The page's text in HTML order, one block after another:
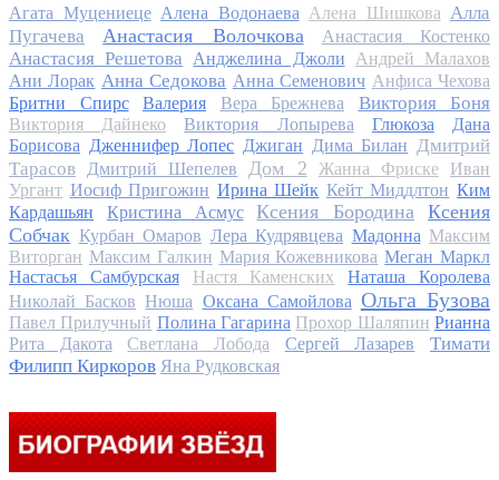
Агата Муцениеце Алена Водонаева Алена Шишкова Алла
Пугачева
Анастасия Волочкова Анастасия Костенко
Анастасия Решетова Анджелина Джоли
Андрей Малахов
Ани Лорак Анна Седокова Анна Семенович Анфиса Чехова
Бритни Спирс
Валерия Вера Брежнева Виктория Боня
Виктория Дайнеко Виктория Лопырева Глюкоза
Дана
Борисова Дженнифер Лопес Джиган Дима Билан
Дмитрий
Тарасов
Дмитрий Шепелев Дом 2 Жанна Фриске
Иван
Ургант Иосиф Пригожин Ирина Шейк Кейт Миддлтон Ким
Кардашьян
Кристина Асмус Ксения Бородина
Ксения
Собчак Курбан Омаров Лера Кудрявцева Мадонна Максим
Виторган Максим Галкин Мария Кожевникова Меган Маркл
Настасья Самбурская
Настя Каменских
Наташа Королева
Николай Басков Нюша Оксана Самойлова Ольга Бузова
Павел Прилучный Полина Гагарина Прохор Шаляпин Рианна
Рита Дакота
Светлана Лобода Сергей Лазарев
Тимати
Филипп Киркоров Яна Рудковская